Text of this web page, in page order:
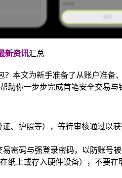
新资讯汇总
本文为新手准备了从账户准备、
你一步步完成首笔安全交易与
、护照等），等待审核通过以
密码与强登录密码，以防账号被
纸上或存入硬件设备），不要在